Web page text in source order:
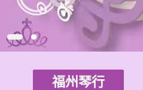
福州琴行